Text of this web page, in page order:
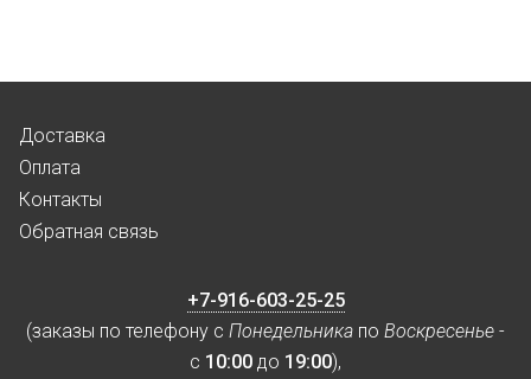
Доставка
Оплата
Контакты
Обратная связь
+7-916-603-25-25
(заказы по телефону с Понедельника по Воскресенье -
с 10:00 до 19:00),